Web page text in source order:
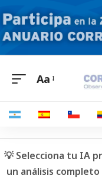
Aa
💡 Selecciona tu IA
un análisis